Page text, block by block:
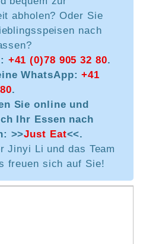
abholen? Oder Sie
nach
+41 (0)78 905 32 80.
WhatsApp:+41
.
Sie online und
Ihr Essen nach
>>Just Eat<<.
Jinyi Li und das Team
freuen sich auf Sie!